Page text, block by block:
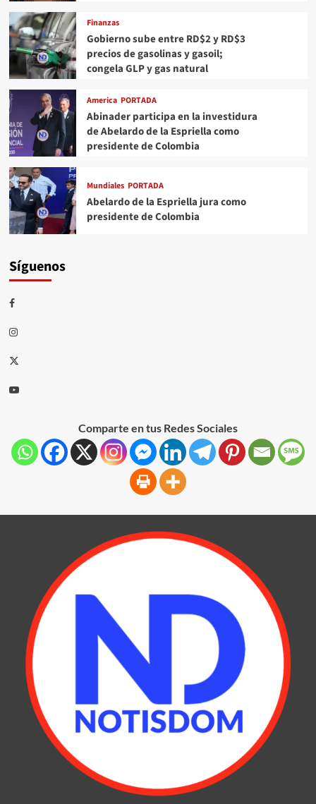
Finanzas
Gobierno sube entre RD$2 y RD$3
precios de gasolinas y gasoil;
congela GLP y gas natural
America PORTADA
Abinader participa en la investidura
de Abelardo de la Espriella como
presidente de Colombia
Mundiales PORTADA
Abelardo de la Espriella jura como
presidente de Colombia
Síguenos
Comparte en tus Redes Sociales